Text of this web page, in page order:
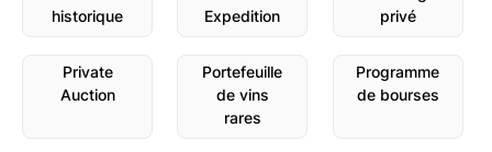
historique
Expedition
privé
Private
Auction
Portefeuille
de vins
rares
Programme
de bourses